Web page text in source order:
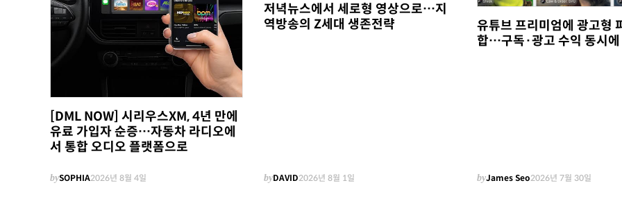
[DML NOW] 시리우스XM, 4년 만에
유료 가입자 순증…자동차 라디오에
서 통합 오디오 플랫폼으로
bySOPHIA2026년 8월 4일
저녁뉴스에서 세로형 영상으로…지
역방송의 Z세대 생존전략
byDAVID2026년 8월 1일
유튜브 프리미엄에 광고형
합…구독·광고 수익 동시에
byJames Seo2026년 7월 30일